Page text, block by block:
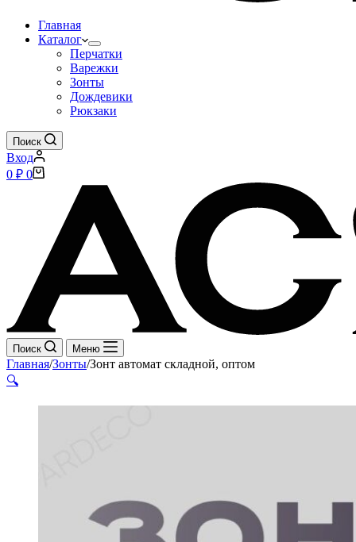
Главная
Каталог
Перчатки
Варежки
Зонты
Дождевики
Рюкзаки
Поиск
Вход
Корзина
0 ₽ 0
Поиск Меню
Главная/Зонты/Зонт автомат складной, оптом
🔍